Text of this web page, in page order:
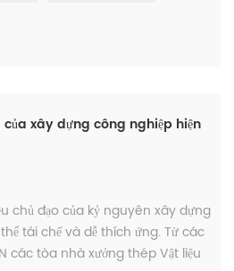
xây dựng công nghiệp hiện
chủ đạo của kỷ nguyên xây dựng
tái chế và dễ thích ứng. Từ các
các tòa nhà xưởng thép Vật liệu